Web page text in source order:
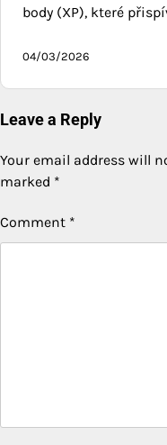
body (XP), které
04/03/2026
Leave a Reply
Your email address will
marked *
Comment *